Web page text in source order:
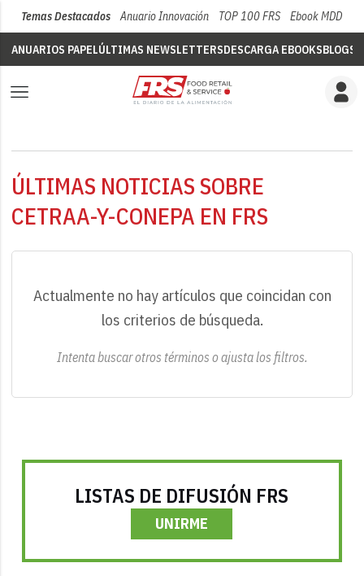
Temas Destacados Anuario Innovación TOP 100 FRS Ebook MDD
ANUARIOS PAPELÚLTIMAS NEWSLETTERSDESCARGA EBOOKSBLOGS
ÚLTIMAS NOTICIAS SOBRE
CETRAA-Y-CONEPA EN FRS
Actualmente no hay artículos que coincidan con
los criterios de búsqueda.
Intenta buscar otros términos o ajusta los filtros.
LISTAS DE DIFUSIÓN FRS
UNIRME